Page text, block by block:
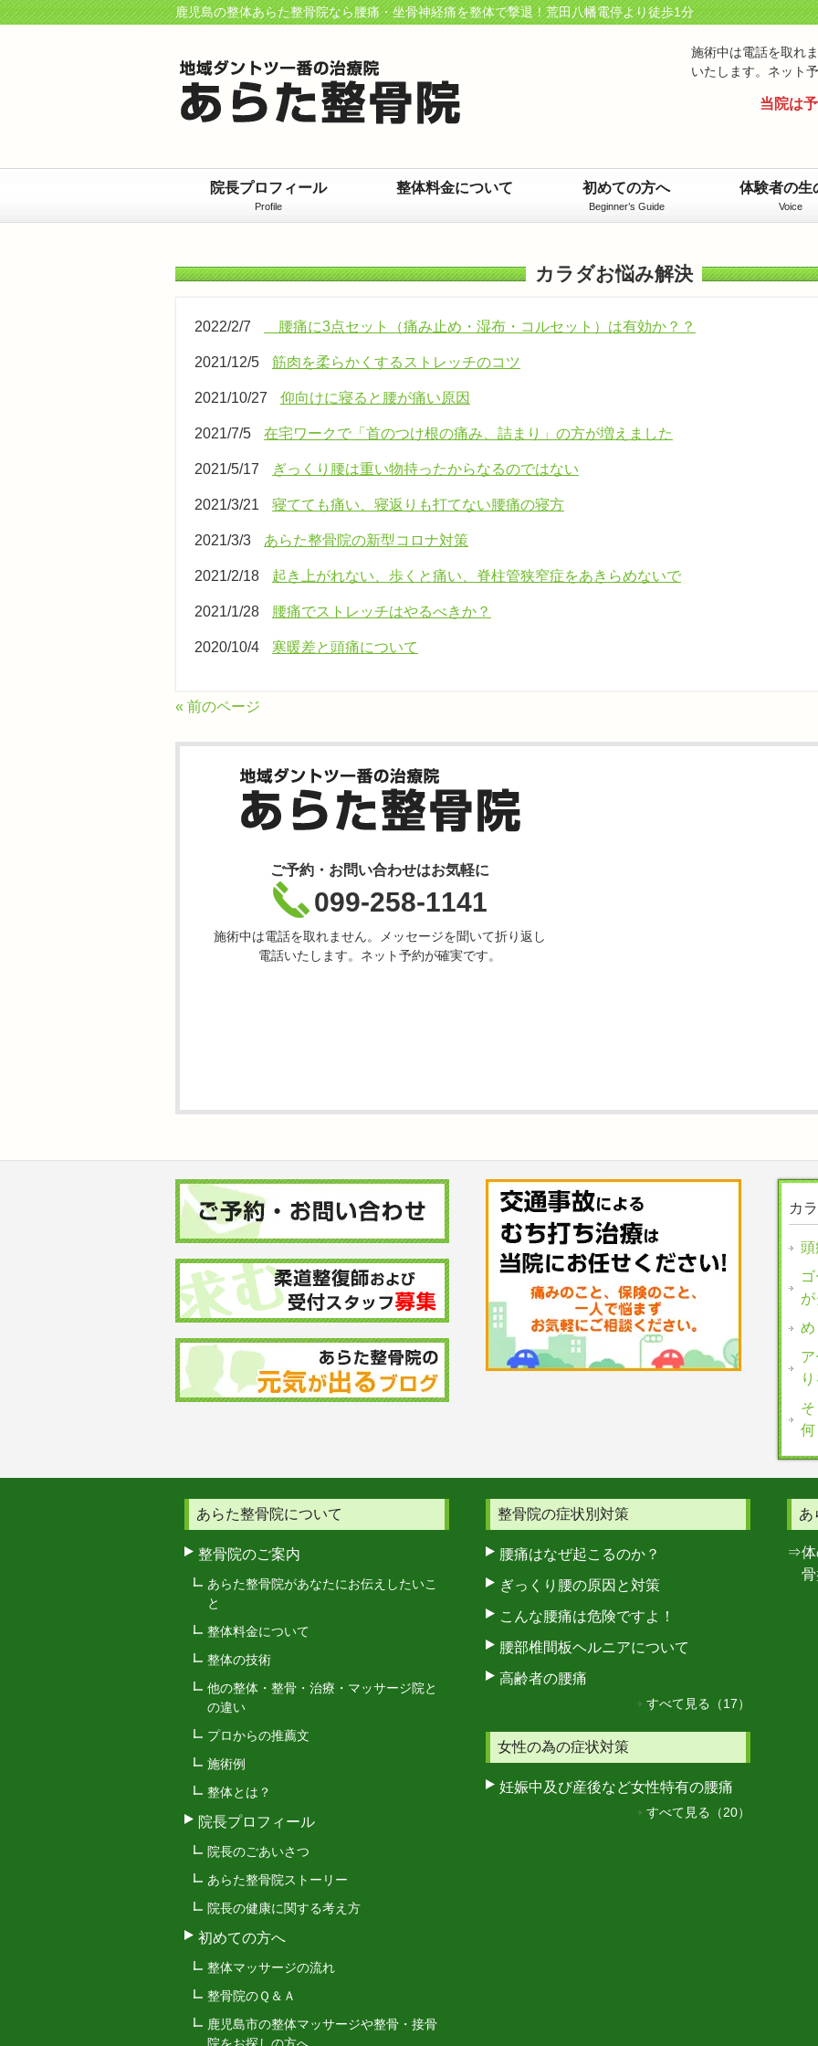
鹿児島の整体あらた整骨院なら腰痛・坐骨神経痛を整体で撃退！荒田八幡電停より徒歩1分
施術中は電話を取れ
いたします。ネット
当院は
院長プロフィール
Profile
整体料金について 初めての方へ
Beginner’s Guide
体験者の生
Voice
カラダお悩み解決
2022/2/7 腰痛に3点セット（痛み止め・湿布・コルセット）は有効か？？
2021/12/5 筋肉を柔らかくするストレッチのコツ
2021/10/27 仰向けに寝ると腰が痛い原因
2021/7/5 在宅ワークで「首のつけ根の痛み、詰まり」の方が増えました
2021/5/17 ぎっくり腰は重い物持ったからなるのではない
2021/3/21 寝てても痛い、寝返りも打てない腰痛の寝方
2021/3/3 あらた整骨院の新型コロナ対策
2021/2/18 起き上がれない、歩くと痛い、脊柱管狭窄症をあきらめないで
2021/1/28 腰痛でストレッチはやるべきか？
2020/10/4 寒暖差と頭痛について
« 前のページ
ご予約・お問い合わせはお気軽に
099-258-1141
施術中は電話を取れません。メッセージを聞いて折り返し
電話いたします。ネット予約が確実です。
カ
頭
め
何
あらた整骨院について
整骨院のご案内
あらた整骨院があなたにお伝えしたいこ
と
整体料金について
整体の技術
他の整体・整骨・治療・マッサージ院と
の違い
プロからの推薦文
施術例
整体とは？
院長プロフィール
院長のごあいさつ
あらた整骨院ストーリー
院長の健康に関する考え方
初めての方へ
整体マッサージの流れ
整骨院のＱ＆Ａ
鹿児島市の整体マッサージや整骨・接骨
整骨院の症状別対策
腰痛はなぜ起こるのか？
ぎっくり腰の原因と対策
こんな腰痛は危険ですよ！
腰部椎間板ヘルニアについて
高齢者の腰痛
すべて見る（17）
女性の為の症状対策
妊娠中及び産後など女性特有の腰痛
すべて見る（20）
あ
⇒体
骨